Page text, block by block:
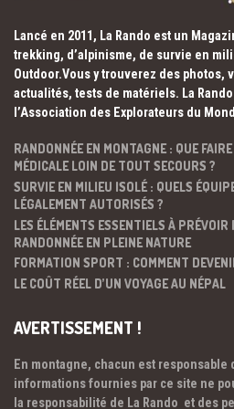
Lancé en 2011, La Rando est un
trekking, d’alpinisme, de survie en
Outdoor.Vous y trouverez des photos,
actualités, tests de matériels. La Rando
l’Association des Explorateurs du
RANDONNÉE EN MONTAGNE : QUE
MÉDICALE LOIN DE TOUT SECOURS ?
SURVIE EN MILIEU ISOLÉ : QUELS
LÉGALEMENT AUTORISÉS ?
LES ÉLÉMENTS ESSENTIELS À
RANDONNÉE EN PLEINE NATURE
FORMATION SPORT : COMMENT
LE COÛT RÉEL D’UN VOYAGE AU NÉPAL
AVERTISSEMENT !
En montagne, chacun est responsable
informations fournies par ce site ne
la responsabilité de La Rando et des